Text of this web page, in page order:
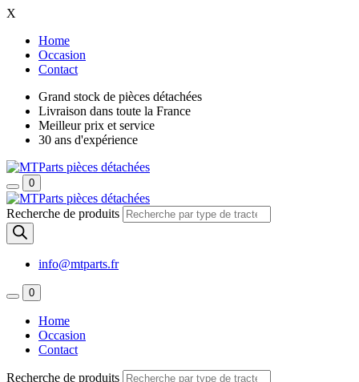
X
Home
Occasion
Contact
Grand stock de pièces détachées
Livraison dans toute la France
Meilleur prix et service
30 ans d'expérience
0
Recherche de produits
info@mtparts.fr
0
Home
Occasion
Contact
Recherche de produits